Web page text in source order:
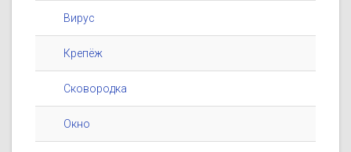
Вирус
Крепёж
Сковородка
Окно